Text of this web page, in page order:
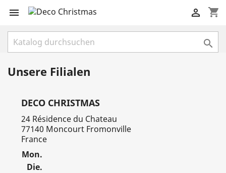
 shopping_cart


Unsere Filialen
DECO CHRISTMAS
24 Résidence du Chateau
77140 Moncourt Fromonville
France
Mon.
Die.